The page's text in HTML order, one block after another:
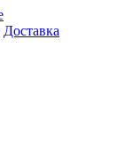
Доставка